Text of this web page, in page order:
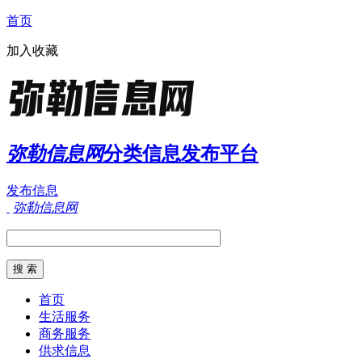
首页
加入收藏
弥勒信息网分类信息发布平台
发布信息
弥勒信息网
首页
生活服务
商务服务
供求信息